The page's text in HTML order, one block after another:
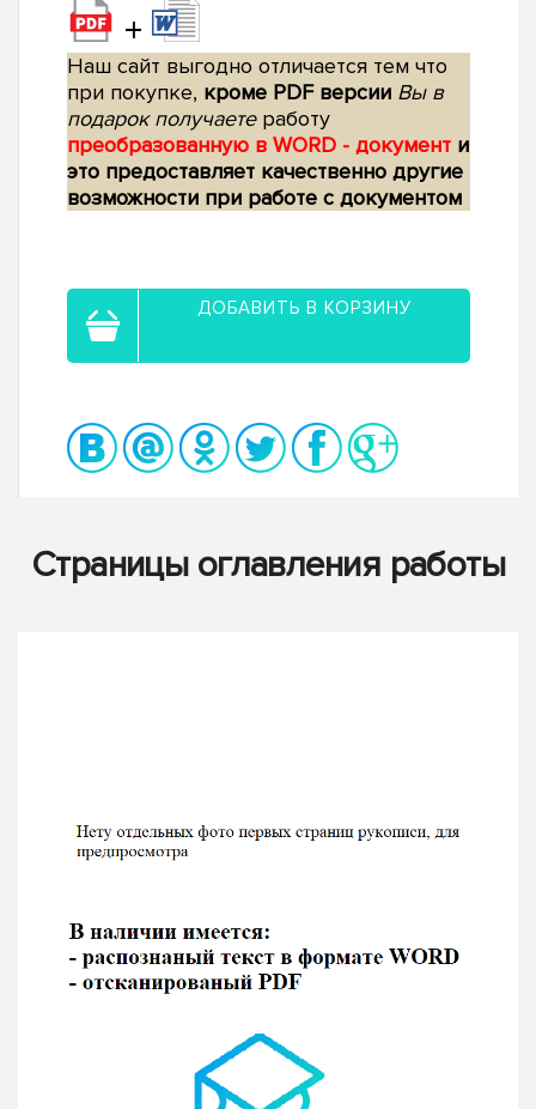
+
Наш сайт выгодно отличается тем что
при покупке, кроме PDF версии Вы в
подарок получаетеработу
преобразованную в WORD - документ и
это предоставляет качественно другие
возможности при работе с документом
ДОБАВИТЬ В КОРЗИНУ
Страницы оглавления работы